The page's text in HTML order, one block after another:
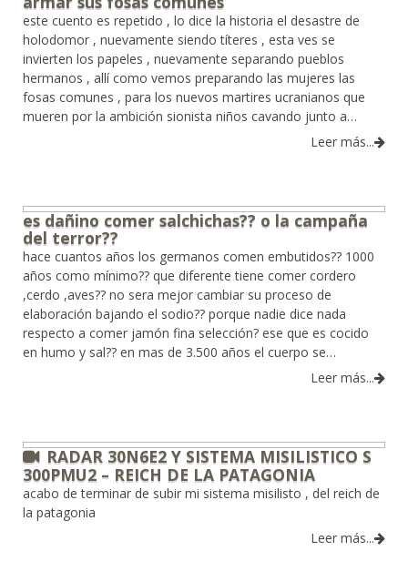
este cuento es repetido , lo dice la historia el desastre de
holodomor , nuevamente siendo títeres , esta ves se
invierten los papeles , nuevamente separando pueblos
hermanos , allí como vemos preparando las mujeres las
fosas comunes , para los nuevos martires ucranianos que
mueren por la ambición sionista niños cavando junto a…
Leer más...
es dañino comer salchichas?? o la campaña
del terror??
hace cuantos años los germanos comen embutidos?? 1000
años como mínimo?? que diferente tiene comer cordero
,cerdo ,aves?? no sera mejor cambiar su proceso de
elaboración bajando el sodio?? porque nadie dice nada
respecto a comer jamón fina selección? ese que es cocido
en humo y sal?? en mas de 3.500 años el cuerpo se…
Leer más...
RADAR 30N6E2 Y SISTEMA MISILISTICO S
300PMU2 – REICH DE LA PATAGONIA
acabo de terminar de subir mi sistema misilisto , del reich de
la patagonia
Leer más...